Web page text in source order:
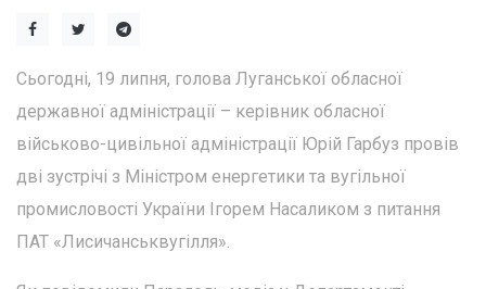
Сьогодні, 19 липня, голова Луганської обласної
державної адміністрації – керівник обласної
військово-цивільної адміністрації Юрій Гарбуз провів
дві зустрічі з Міністром енергетики та вугільної
промисловості України Ігорем Насаликом з питання
ПАТ «Лисичанськвугілля».